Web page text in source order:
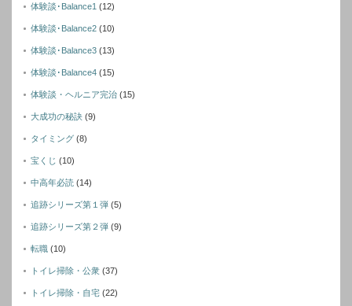
体験談･Balance1 (12)
体験談･Balance2 (10)
体験談･Balance3 (13)
体験談･Balance4 (15)
体験談・ヘルニア完治 (15)
大成功の秘訣 (9)
タイミング (8)
宝くじ (10)
中高年必読 (14)
追跡シリーズ第１弾 (5)
追跡シリーズ第２弾 (9)
転職 (10)
トイレ掃除・公衆 (37)
トイレ掃除・自宅 (22)